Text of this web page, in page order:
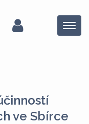
Menu
ve Sbírce